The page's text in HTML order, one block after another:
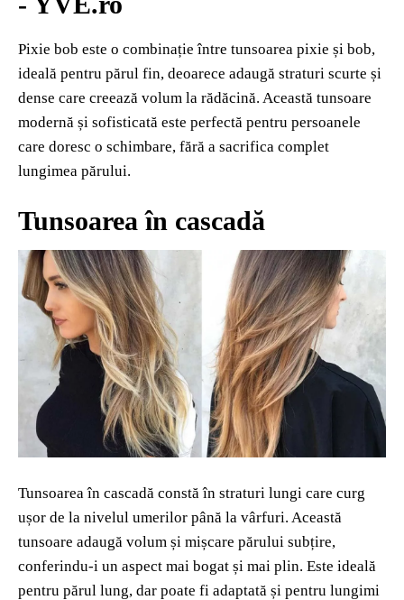
Pixie bob este o combinație între tunsoarea pixie și bob,
ideală pentru părul fin, deoarece adaugă straturi scurte și
dense care creează volum la rădăcină. Această tunsoare
modernă și sofisticată este perfectă pentru persoanele
care doresc o schimbare, fără a sacrifica complet
lungimea părului.
Tunsoarea în cascadă
Tunsoarea în cascadă constă în straturi lungi care curg
ușor de la nivelul umerilor până la vârfuri. Această
tunsoare adaugă volum și mișcare părului subțire,
conferindu-i un aspect mai bogat și mai plin. Este ideală
pentru părul lung, dar poate fi adaptată și pentru lungimi